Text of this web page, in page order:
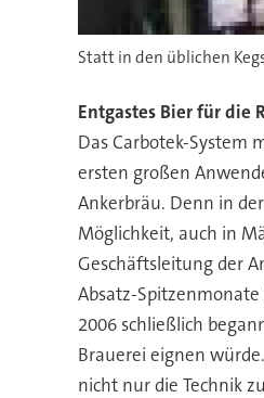
Statt in den üblichen
Entgastes Bier für die
Das Carbotek-System
ersten großen
Ankerbräu. Denn in
Möglichkeit, auch in
Geschäftsleitung der
Absatz-
2006 schließlich
Brauerei eignen
nicht nur die Technik